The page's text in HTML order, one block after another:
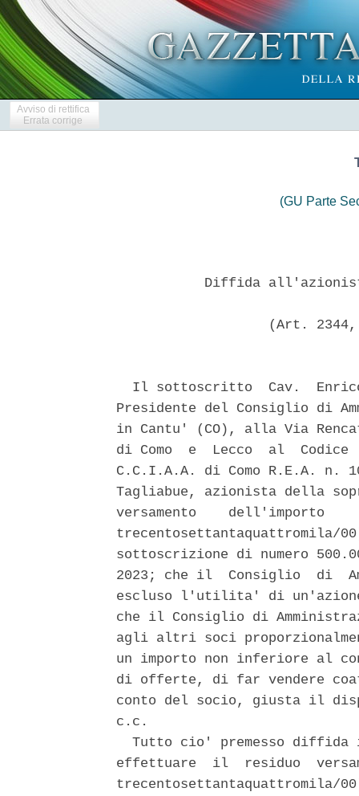
Avviso di rettifica
Errata corrige
(GU Parte
Diffida
(Art.
Il sottoscritto  Cav.
Presidente del Consiglio di
in Cantu' (CO), alla Via
di Como  e  Lecco  al
C.C.I.A.A. di Como R.E.A. n.
Tagliabue, azionista della
versamento    dell'importo
trecentosettantaquattromila/
sottoscrizione di numero
2023; che il  Consiglio  di
escluso l'utilita' di
che il Consiglio di
agli altri soci
un importo non inferiore al
di offerte, di far vendere
conto del socio, giusta il
c.c.
Tutto cio' premesso diffida
effettuare  il  residuo
trecentosettantaquattromila/